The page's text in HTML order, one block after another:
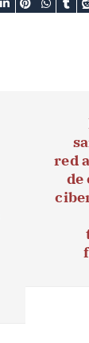
red
de